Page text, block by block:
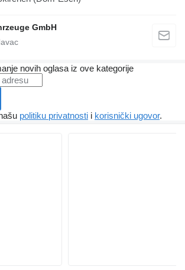
GmbH
novih oglasa iz ove kategorije
politiku privatnosti i korisnički ugovor.